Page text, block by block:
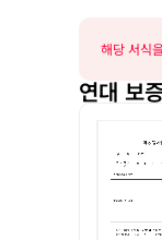
해당 서식
연대 보